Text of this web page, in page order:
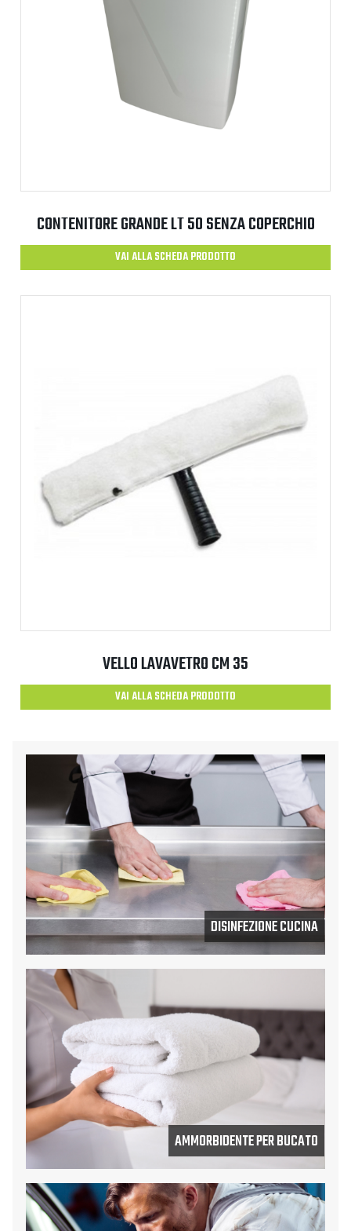
CONTENITORE GRANDE LT 50 SENZA COPERCHIO
VAI ALLA SCHEDA PRODOTTO
VELLO LAVAVETRO CM 35
VAI ALLA SCHEDA PRODOTTO
DISINFEZIONE CUCINA
AMMORBIDENTE PER BUCATO